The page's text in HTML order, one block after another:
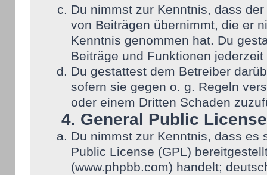
Du nimmst zur Kenntnis, dass
von Beiträgen übernimmt, die er
Kenntnis genommen hat. Du
Beiträge und Funktionen
Du gestattest dem Betreiber
sofern sie gegen o. g. Regeln
oder einem Dritten Schaden
4. General Public License
Du nimmst zur Kenntnis, dass es
Public License (GPL)
(www.phpbb.com) handelt;